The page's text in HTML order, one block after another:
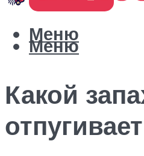
Меню
Меню
Какой